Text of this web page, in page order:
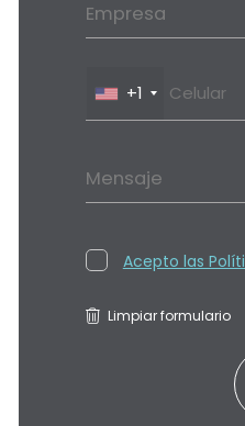
Empresa
+1
Mensaje
Acepto las
Limpiar formulario